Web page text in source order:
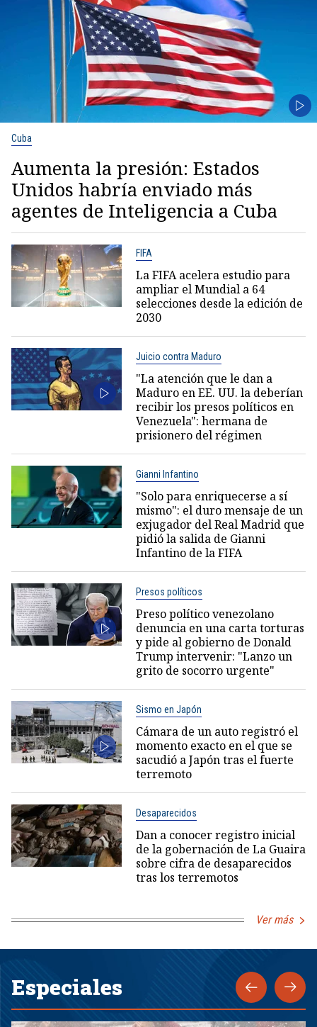
Cuba
Aumenta la presión: Estados
Unidos habría enviado más
agentes de Inteligencia a Cuba
FIFA
La FIFA acelera estudio para
ampliar el Mundial a 64
selecciones desde la edición de
2030
Juicio contra Maduro
"La atención que le dan a
Maduro en EE. UU. la deberían
recibir los presos políticos en
Venezuela": hermana de
prisionero del régimen
Gianni Infantino
"Solo para enriquecerse a sí
mismo": el duro mensaje de un
exjugador del Real Madrid que
pidió la salida de Gianni
Infantino de la FIFA
Presos políticos
Preso político venezolano
denuncia en una carta torturas
y pide al gobierno de Donald
Trump intervenir: "Lanzo un
grito de socorro urgente"
Sismo en Japón
Cámara de un auto registró el
momento exacto en el que se
sacudió a Japón tras el fuerte
terremoto
Desaparecidos
Dan a conocer registro inicial
de la gobernación de La Guaira
sobre cifra de desaparecidos
tras los terremotos
Ver más
Especiales